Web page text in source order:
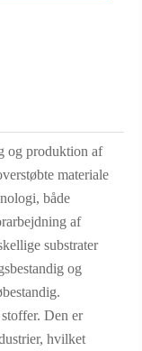
og produktion af
materiale
både
af
substrater
og
Den er
hvilket